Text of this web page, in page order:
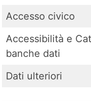
Accesso civico
Accessibilità e
banche dati
Dati ulteriori